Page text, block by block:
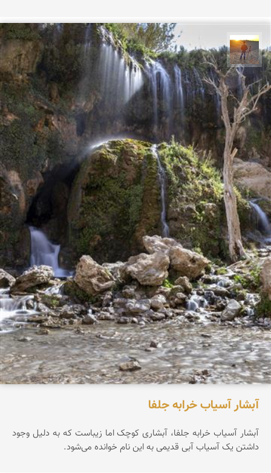
مهدی مخلصیان
آبشار آسیاب خرابه جلفا
آبشار آسیاب خرابه جلفا، آبشاری کوچک اما زیباست که به دلیل وجود
داشتن یک آسیاب آبی قدیمی به این نام خوانده می‌شود.